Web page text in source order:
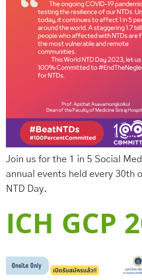
Join us for the 1 in 5 Social
annual events held every 30th
NTD Day.
ICH GCP